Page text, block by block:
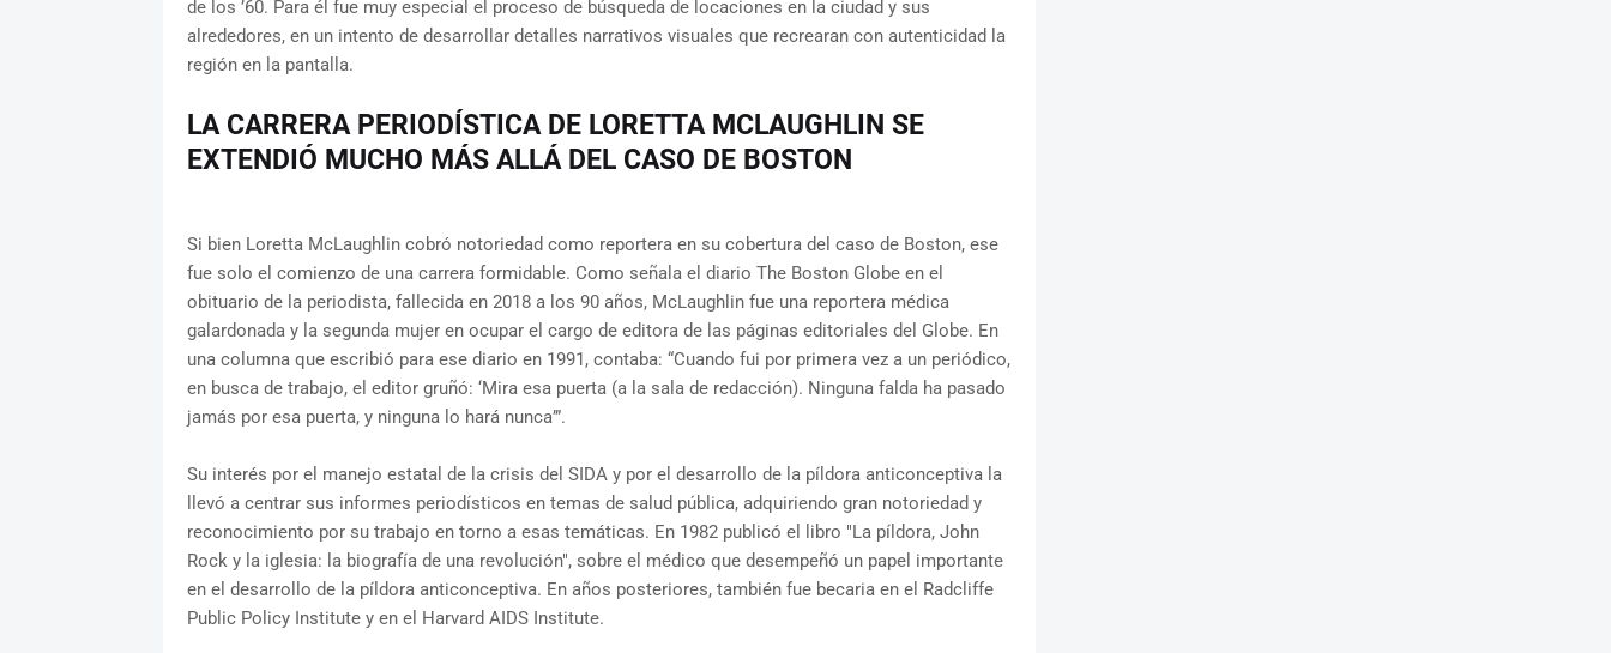
de los ’60. Para él fue muy especial el proceso de búsqueda de locaciones en la ciudad y sus
alrededores, en un intento de desarrollar detalles narrativos visuales que recrearan con autenticidad la
región en la pantalla.
LA CARRERA PERIODÍSTICA DE LORETTA MCLAUGHLIN SE
EXTENDIÓ MUCHO MÁS ALLÁ DEL CASO DE BOSTON
Si bien Loretta McLaughlin cobró notoriedad como reportera en su cobertura del caso de Boston, ese
fue solo el comienzo de una carrera formidable. Como señala el diario The Boston Globe en el
obituario de la periodista, fallecida en 2018 a los 90 años, McLaughlin fue una reportera médica
galardonada y la segunda mujer en ocupar el cargo de editora de las páginas editoriales del Globe. En
una columna que escribió para ese diario en 1991, contaba: “Cuando fui por primera vez a un periódico,
en busca de trabajo, el editor gruñó: ‘Mira esa puerta (a la sala de redacción). Ninguna falda ha pasado
jamás por esa puerta, y ninguna lo hará nunca’”.
Su interés por el manejo estatal de la crisis del SIDA y por el desarrollo de la píldora anticonceptiva la
llevó a centrar sus informes periodísticos en temas de salud pública, adquiriendo gran notoriedad y
reconocimiento por su trabajo en torno a esas temáticas. En 1982 publicó el libro "La píldora, John
Rock y la iglesia: la biografía de una revolución", sobre el médico que desempeñó un papel importante
en el desarrollo de la píldora anticonceptiva. En años posteriores, también fue becaria en el Radcliffe
Public Policy Institute y en el Harvard AIDS Institute.